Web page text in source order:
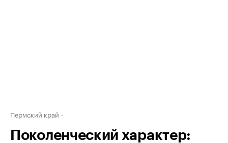
Пермский край
Поколенческий характер: